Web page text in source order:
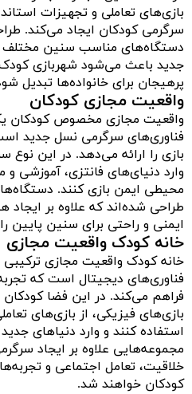
بازی‌های تعاملی و تجهیزات
سرگرمی کودکان ایجاد می‌کند.
دستگاه‌های مناسب سنین مختلف
جدید باعث می‌شود شهربازی
پرهیجان برای خانواده‌ها تبدیل
واقعیت مجازی کودکان
واقعیت مجازی مخصوص کودکان
فناوری‌های سرگرمی نسل جدید
بازی را ارائه می‌دهد. در این نوع
وارد دنیای‌های فانتزی، آموزشی و
طراحی شده‌اند که علاوه بر ایجاد
ایمنی و راحتی برای سنین پایین
خانه کودک واقعیت مجازی
خانه کودک واقعیت مجازی
فناوری‌های دیجیتال است که
فراهم می‌کند. در این فضا کودکان
بازی‌های فیزیکی، از بازی‌های
استفاده کنند و وارد دنیاهای
مجموعه‌هایی علاوه بر ایجاد
خلاقیت، تعامل اجتماعی و
کودکان خواهند شد.